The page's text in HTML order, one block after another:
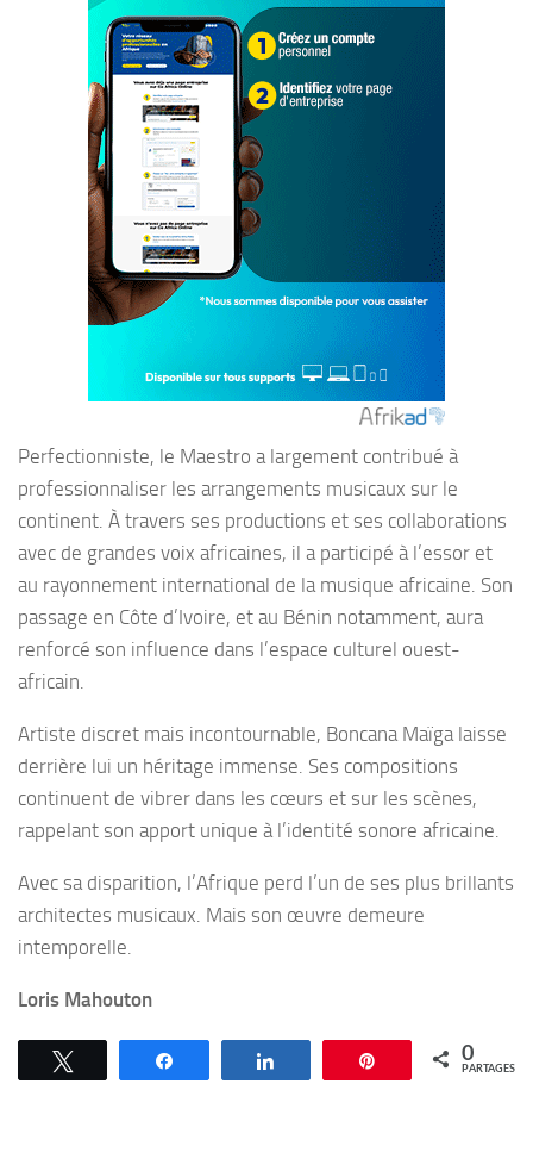
Perfectionniste, le Maestro a largement contribué à
professionnaliser les arrangements musicaux sur le
continent. À travers ses productions et ses collaborations
avec de grandes voix africaines, il a participé à l’essor et
au rayonnement international de la musique africaine. Son
passage en Côte d’Ivoire, et au Bénin notamment, aura
renforcé son influence dans l’espace culturel ouest-
africain.
Artiste discret mais incontournable, Boncana Maïga laisse
derrière lui un héritage immense. Ses compositions
continuent de vibrer dans les cœurs et sur les scènes,
rappelant son apport unique à l’identité sonore africaine.
Avec sa disparition, l’Afrique perd l’un de ses plus brillants
architectes musicaux. Mais son œuvre demeure
intemporelle.
Loris Mahouton
Épingle 0
PARTAGES